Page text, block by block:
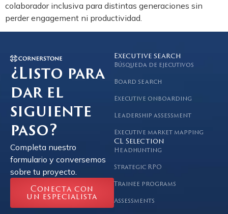
colaborador inclusiva para distintas generaciones sin
perder engagement ni productividad.
¿Listo para
dar el
siguiente
paso?
Completa nuestro
formulario y conversemos
sobre tu proyecto.
Conecta con
un especialista
Executive search
Búsqueda de ejecutivos
Board search
Executive onboarding
Leadership assessment
Executive market mapping
CL Selection
Headhunting
Strategic RPO
Trainee programs
Assessments